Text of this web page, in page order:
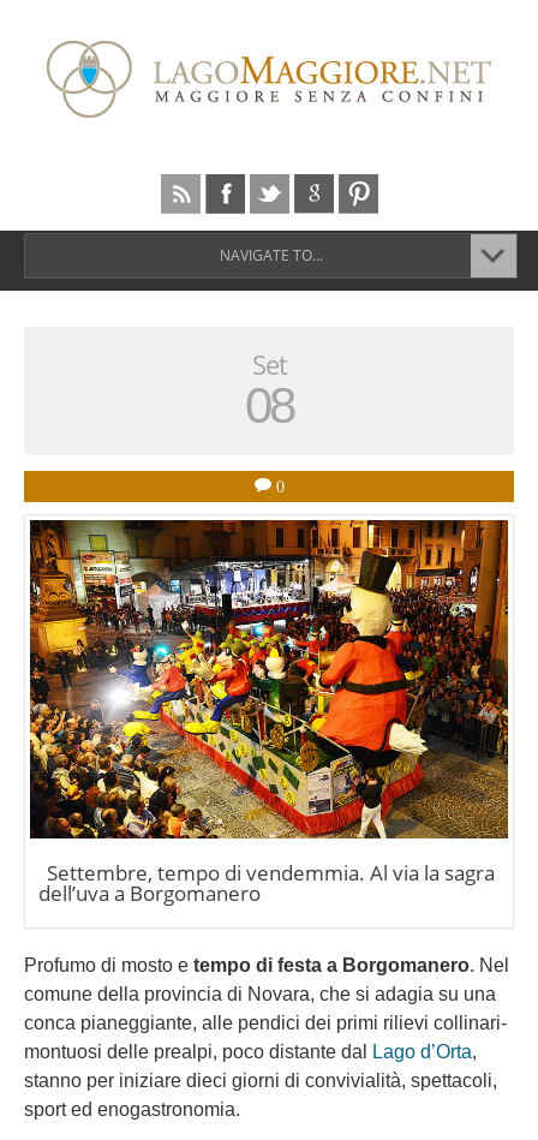
NAVIGATE TO...
Set
08
0
Settembre, tempo di vendemmia. Al via la sagra
dell’uva a Borgomanero
Profumo di mosto e tempo di festa a Borgomanero. Nel
comune della provincia di Novara, che si adagia su una
conca pianeggiante, alle pendici dei primi rilievi collinari-
montuosi delle prealpi, poco distante dal
Lago d’Orta,
stanno per iniziare dieci giorni di convivialità, spettacoli,
sport ed enogastronomia.